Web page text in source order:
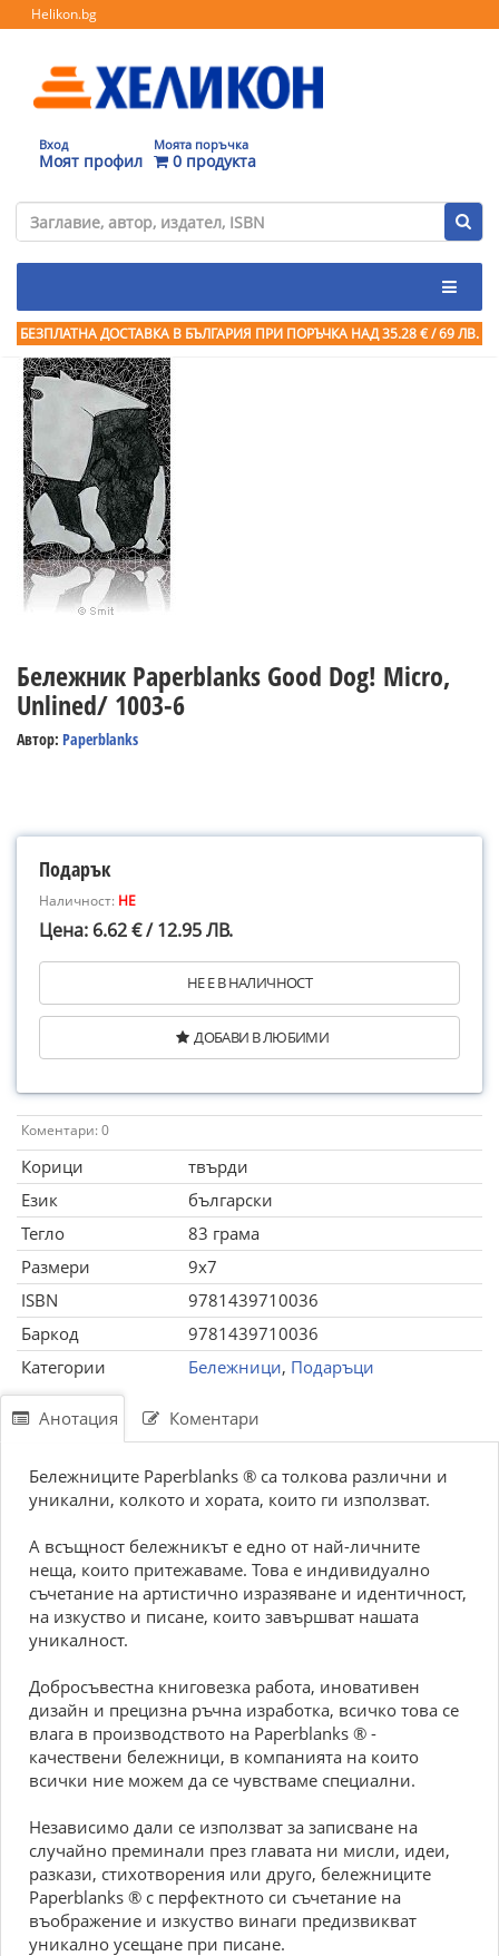
Helikon.bg
Вход
Моят профил
Моята поръчка
0 продукта
БЕЗПЛАТНА ДОСТАВКА В БЪЛГАРИЯ ПРИ ПОРЪЧКА НАД 35.28 € / 69 ЛВ.
Бележник Paperblanks Good Dog! Micro,
Unlined/ 1003-6
Автор: Paperblanks
Подарък
Наличност: НЕ
Цена: 6.62 € / 12.95 ЛВ.
НЕ Е В НАЛИЧНОСТ
ДОБАВИ В ЛЮБИМИ
Коментари: 0
Корици
твърди
Език
български
Тегло
83 грама
Размери
9x7
ISBN
9781439710036
Баркод
9781439710036
Категории
Бележници, Подаръци
Анотация Коментари
Бележниците Paperblanks ® са толкова различни и
уникални, колкото и хората, които ги използват.
А всъщност бележникът е едно от най-личните
неща, които притежаваме. Това е индивидуално
съчетание на артистично изразяване и идентичност,
на изкуство и писане, които завършват нашата
уникалност.
Добросъвестна книговезка работа, иновативен
дизайн и прецизна ръчна изработка, всичко това се
влага в производството на Paperblanks ® -
качествени бележници, в компанията на които
всички ние можем да се чувстваме специални.
Независимо дали се използват за записване на
случайно преминали през главата ни мисли, идеи,
разкази, стихотворения или друго, бележниците
Paperblanks ® с перфектното си съчетание на
въображение и изкуство винаги предизвикват
уникално усещане при писане.